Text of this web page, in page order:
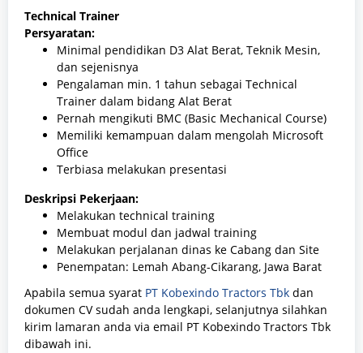
Technical Trainer
Persyaratan:
Minimal pendidikan D3 Alat Berat, Teknik Mesin,
dan sejenisnya
Pengalaman min. 1 tahun sebagai Technical
Trainer dalam bidang Alat Berat
Pernah mengikuti BMC (Basic Mechanical Course)
Memiliki kemampuan dalam mengolah Microsoft
Office
Terbiasa melakukan presentasi
Deskripsi Pekerjaan:
Melakukan technical training
Membuat modul dan jadwal training
Melakukan perjalanan dinas ke Cabang dan Site
Penempatan: Lemah Abang-Cikarang, Jawa Barat
Apabila semua syarat PT Kobexindo Tractors Tbk dan
dokumen CV sudah anda lengkapi, selanjutnya silahkan
kirim lamaran anda via email PT Kobexindo Tractors Tbk
dibawah ini.